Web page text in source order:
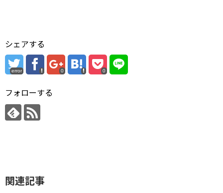
シェアする
error 0 0
フォローする
関連記事